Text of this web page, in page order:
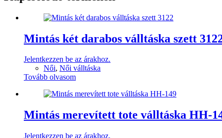
Mintás két darabos válltáska szett
Jelentkezzen be az árakhoz.
Női, Női válltáska
Tovább olvasom
Mintás merevített tote válltáska HH-
Jelentkezzen be az árakhoz.